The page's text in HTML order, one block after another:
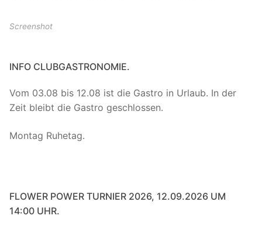
Screenshot
INFO CLUBGASTRONOMIE.
Vom 03.08 bis 12.08 ist die Gastro in Urlaub. In der
Zeit bleibt die Gastro geschlossen.
Montag Ruhetag.
FLOWER POWER TURNIER 2026, 12.09.2026 UM
14:00 UHR.